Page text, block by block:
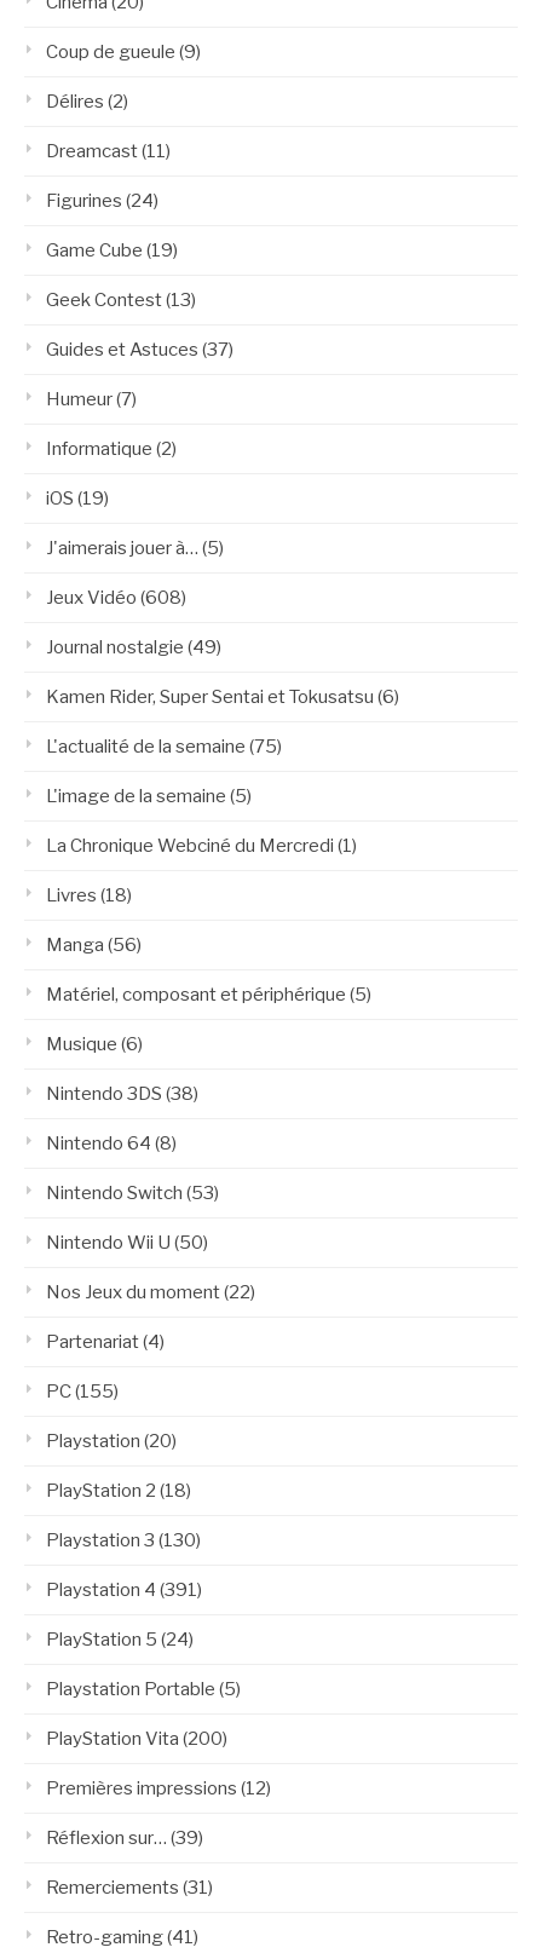
Coup de gueule (9)
Délires (2)
Dreamcast(11)
Figurines (24)
Game Cube (19)
Geek Contest(13)
Guides et Astuces (37)
Humeur(7)
Informatique (2)
iOS (19)
J'aimerais jouer à… (5)
Jeux Vidéo (608)
Journal nostalgie (49)
Kamen Rider, Super Sentai et Tokusatsu (6)
L'actualité de la semaine (75)
L'image de la semaine (5)
La Chronique Webciné du Mercredi (1)
Livres (18)
Manga (56)
Matériel, composant et périphérique (5)
Musique (6)
Nintendo 3DS (38)
Nintendo 64 (8)
Nintendo Switch (53)
Nintendo Wii U (50)
Nos Jeux du moment(22)
Partenariat(4)
PC(155)
Playstation (20)
PlayStation 2 (18)
Playstation 3 (130)
Playstation 4 (391)
PlayStation 5 (24)
Playstation Portable (5)
PlayStation Vita (200)
Premières impressions (12)
Réflexion sur… (39)
Remerciements (31)
Retro-gaming(41)